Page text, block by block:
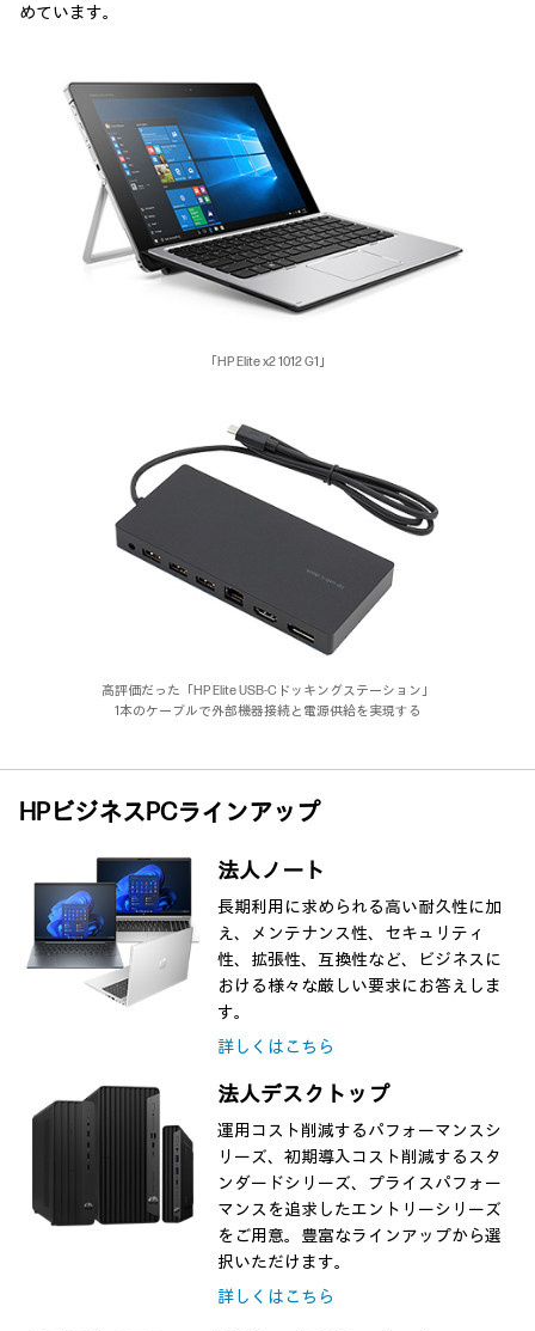
めています。
「HP Elite x2 1012 G1」
高評価だった「HP Elite USB-Cドッキングステーション」
1本のケーブルで外部機器接続と電源供給を実現する
HPビジネスPCラインアップ
法人ノート
長期利用に求められる高い耐久性に加
え、メンテナンス性、セキュリティ
性、拡張性、互換性など、ビジネスに
おける様々な厳しい要求にお答えしま
す。
詳しくはこちら
法人デスクトップ
運用コスト削減するパフォーマンスシ
リーズ、初期導入コスト削減するスタ
ンダードシリーズ、プライスパフォー
マンスを追求したエントリーシリーズ
をご用意。豊富なラインアップから選
択いただけます。
詳しくはこちら